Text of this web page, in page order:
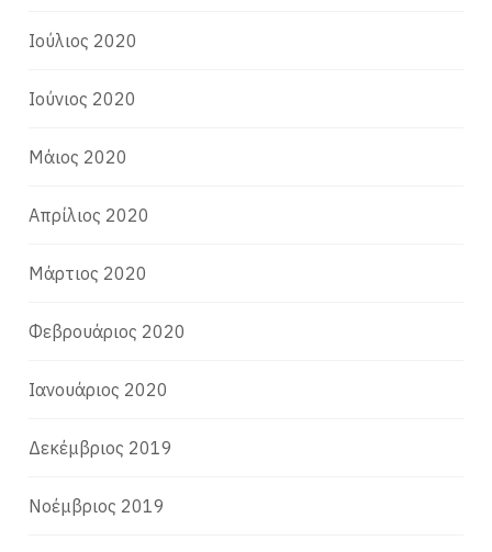
Ιούλιος 2020
Ιούνιος 2020
Μάιος 2020
Απρίλιος 2020
Μάρτιος 2020
Φεβρουάριος 2020
Ιανουάριος 2020
Δεκέμβριος 2019
Νοέμβριος 2019